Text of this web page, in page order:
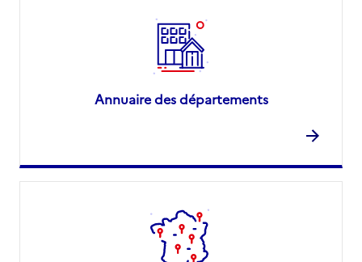
Annuaire des départements